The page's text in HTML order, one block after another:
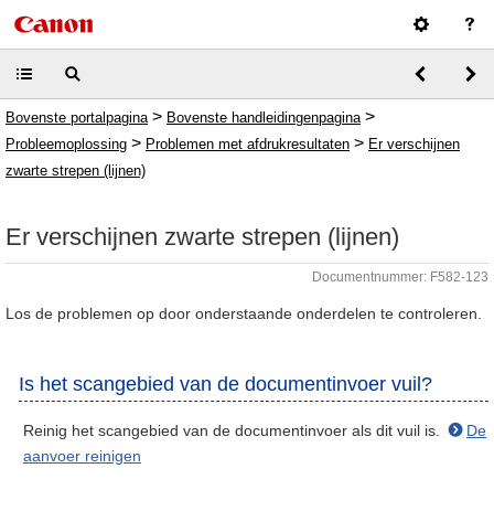
Bovenste portalpagina > Bovenste handleidingenpagina >
Probleemoplossing > Problemen met afdrukresultaten > Er verschijnen
zwarte strepen (lijnen)
Er verschijnen zwarte strepen (lijnen)
Documentnummer: F582-123
Los de problemen op door onderstaande onderdelen te controleren.
Is het scangebied van de documentinvoer vuil?
Reinig het scangebied van de documentinvoer als dit vuil is.
De
aanvoer reinigen